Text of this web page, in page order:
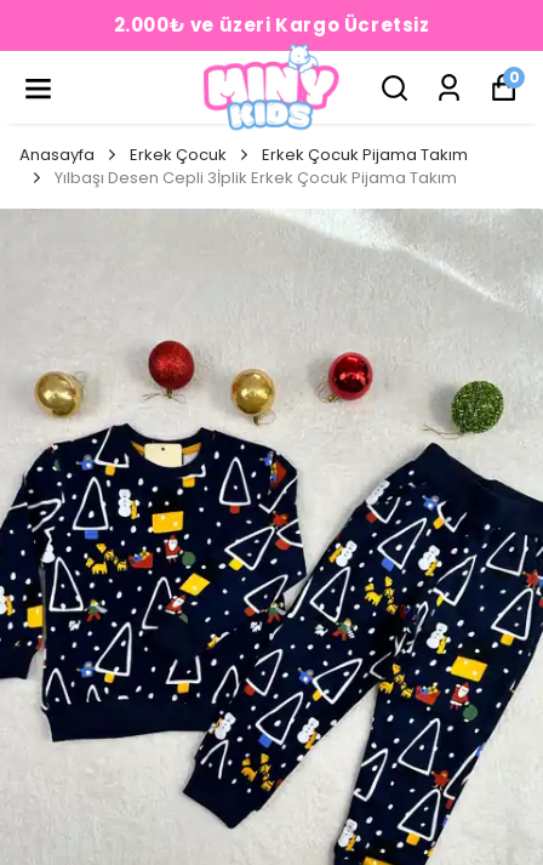
2.000₺ ve üzeri Kargo Ücretsiz
0
Anasayfa Erkek Çocuk
Erkek Çocuk Pijama Takım
Yılbaşı Desen Cepli 3İplik Erkek Çocuk Pijama Takım